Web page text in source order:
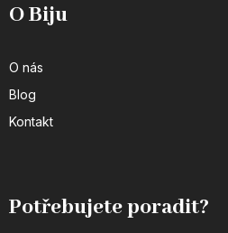
O Biju
O nás
Blog
Kontakt
Potřebujete poradit?